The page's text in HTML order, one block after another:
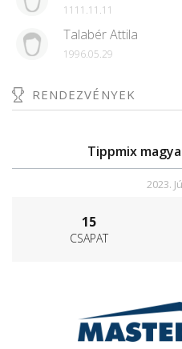
1111.11.11
Talabér Attila
1996.05.29
RENDEZVÉNYEK
Tippmix
2023.
15
CSAPAT